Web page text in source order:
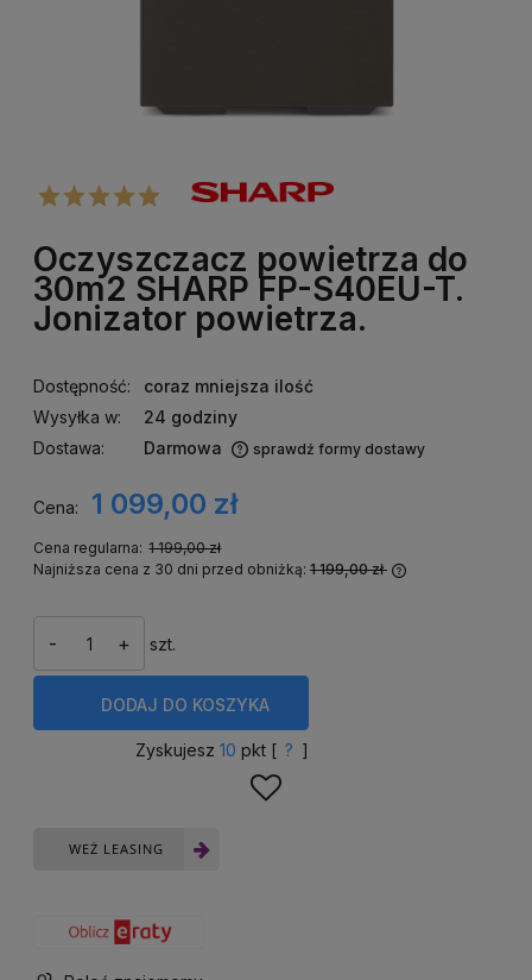
Oczyszczacz powietrza do
30m2 SHARP FP-S40EU-T.
Jonizator powietrza.
Dostępność:
coraz mniejsza ilość
Wysyłka w:
24 godziny
Dostawa:
Darmowa sprawdź formy dostawy
Cena: 1 099,00 zł
Cena regularna: 1 199,00 zł
Najniższa cena z 30 dni przed obniżką: 1 199,00 zł
+
- szt.
DODAJ DO KOSZYKA
Zyskujesz 10 pkt [ ? ]
WEŻ LEASING